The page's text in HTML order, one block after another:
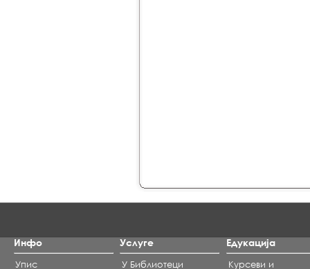
Инфо
Упис
Услуге
У Библиотеци
Едукација
Курсеви и